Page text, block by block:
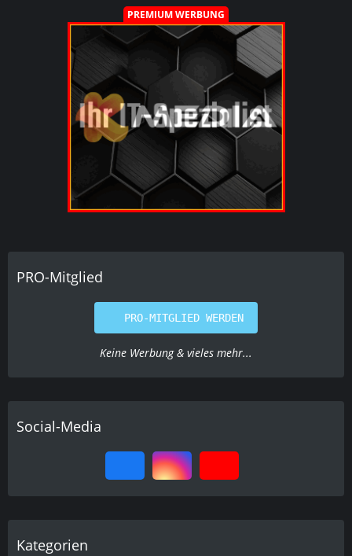
PREMIUM WERBUNG
PRO-Mitglied
PRO-MITGLIED WERDEN
Keine Werbung & vieles mehr...
Social-Media
Kategorien